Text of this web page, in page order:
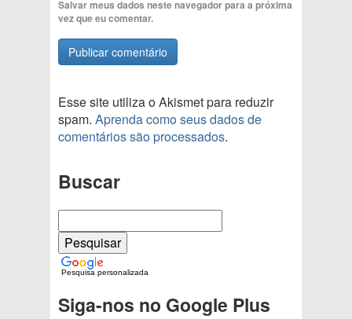
Salvar meus dados neste navegador para a próxima
vez que eu comentar.
Esse site utiliza o Akismet para reduzir
spam. Aprenda como seus dados de
comentários são processados.
Buscar
Pesquisa personalizada
Siga-nos no Google Plus